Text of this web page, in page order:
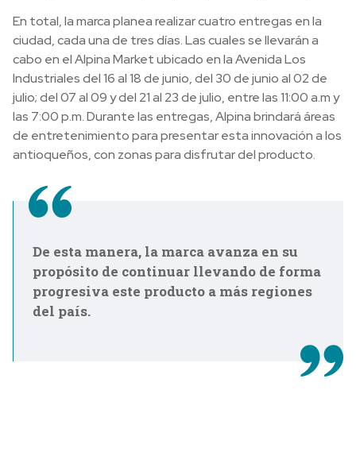
En total, la marca planea realizar cuatro entregas en la
ciudad, cada una de tres días. Las cuales se llevarán a
cabo en el Alpina Market ubicado en la Avenida Los
Industriales del 16 al 18 de junio, del 30 de junio al 02 de
julio; del 07 al 09 y del 21 al 23 de julio, entre las 11:00 a.m y
las 7:00 p.m. Durante las entregas, Alpina brindará áreas
de entretenimiento para presentar esta innovación a los
antioqueños, con zonas para disfrutar del producto.
De esta manera, la marca avanza en su
propósito de continuar llevando de forma
progresiva este producto a más regiones
del país.